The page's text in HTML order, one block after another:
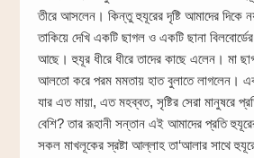
তীরে আসলেন। কিন্তু হুযূরের দৃষ্টি আমাদের দিকে
তাকিয়ে দেখি একটি ছাগল ও একটি ছানা
আছে। হুযূর ধীরে ধীরে তাদের কাছে এলেন। মা
আলতো করে পরম মমতায় হাত বুলাতে লাগলেন।
যার এত মায়া, এত মহব্বত, সৃষ্টির সেরা মানুষরে
বেশি? তার রূহানী সন্তান এই আমাদের প্রতি
সকল মাখলূকের স্রষ্টা আল্লাহ তা‘আলার সাথে